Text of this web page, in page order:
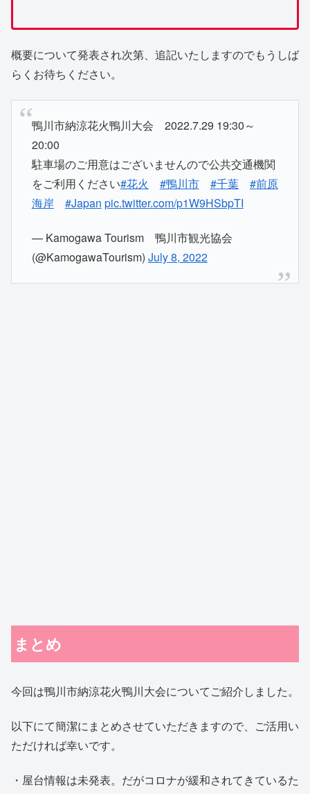
概要について発表され次第、追記いたしますのでもうしば
らくお待ちください。
鴨川市納涼花火鴨川大会 2022.7.29 19:30～
20:00
駐車場のご用意はございませんので公共交通機関
をご利用ください#花火 #鴨川市 #千葉
#前原
海岸
#Japan pic.twitter.com/p1W9HSbpTI
— Kamogawa Tourism 鴨川市観光協会
(@KamogawaTourism) July 8, 2022
まとめ
今回は鴨川市納涼花火鴨川大会についてご紹介しました。
以下にて簡潔にまとめさせていただきますので、ご活用い
ただければ幸いです。
・屋台情報は未発表。だがコロナが緩和されてきているた